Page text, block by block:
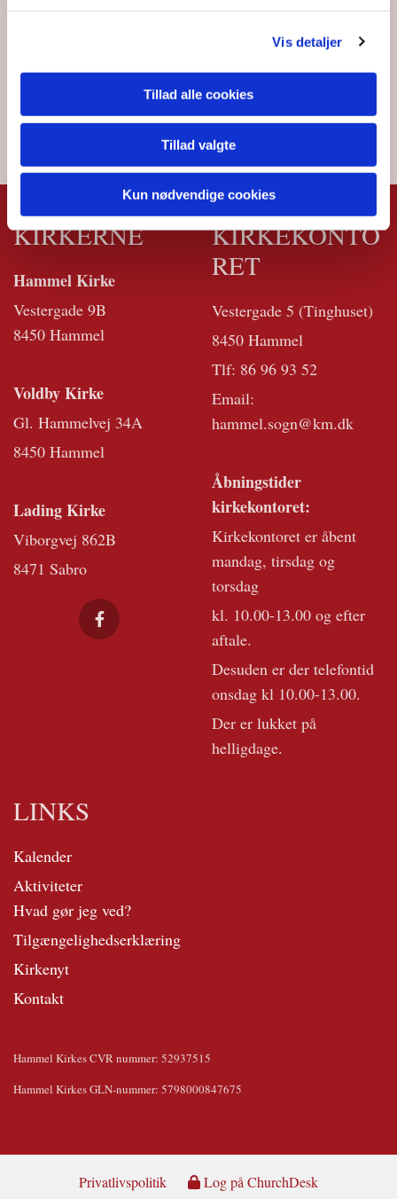
Vis detaljer
Tillad alle cookies
Tillad valgte
Kun nødvendige cookies
KIRKERNE
Hammel Kirke
Vestergade 9B
8450 Hammel
Voldby Kirke
Gl. Hammelvej 34A
8450 Hammel
Lading Kirke
Viborgvej 862B
8471 Sabro
KIRKEKONTO
RET
Vestergade 5 (Tinghuset)
8450 Hammel
Tlf: 86 96 93 52
Email:
hammel.sogn@km.dk
Åbningstider
kirkekontoret:
Kirkekontoret er åbent
mandag, tirsdag og
torsdag
kl. 10.00-13.00 og efter
aftale.
Desuden er der telefontid
onsdag kl 10.00-13.00.
Der er lukket på
helligdage.
LINKS
Kalender
Aktiviteter
Hvad gør jeg ved?
Tilgængelighedserklæring
Kirkenyt
Kontakt
Hammel Kirkes CVR nummer: 52937515
Hammel Kirkes GLN-nummer: 5798000847675
Privatlivspolitik Log på ChurchDesk